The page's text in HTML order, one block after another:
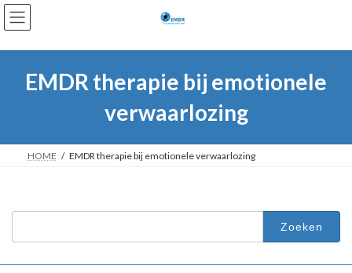
Ga
naar
de
Ga
naar
de
EMDR therapie bij emotionele
verwaarlozing
HOME EMDR therapie bij emotionele verwaarlozing
Zoeken